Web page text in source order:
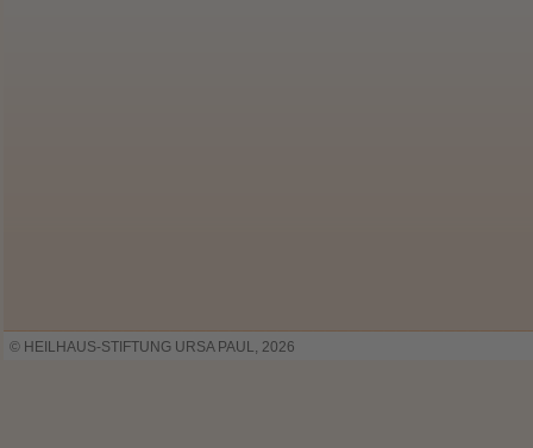
© HEILHAUS-STIFTUNG URSA PAUL, 2026